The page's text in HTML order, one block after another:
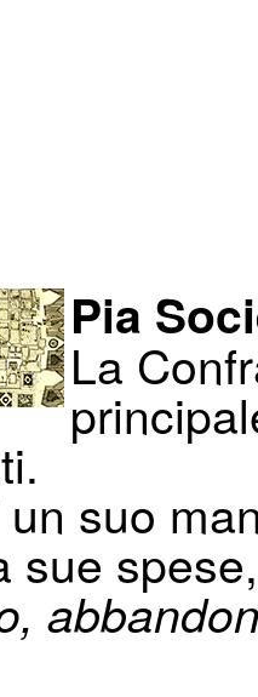
Pia
La
suo
sue